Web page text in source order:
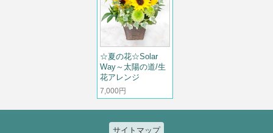
☆夏の花☆Solar
Way～太陽の道/生
花アレンジ
7,000円
サイトマップ